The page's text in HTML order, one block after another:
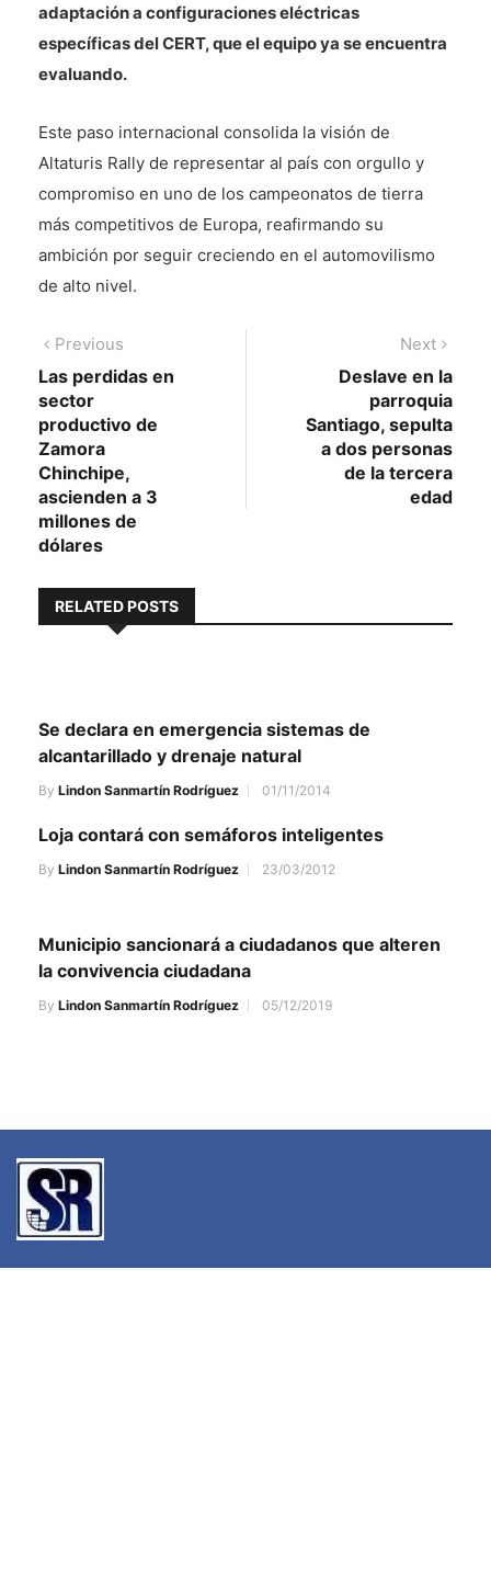
adaptación a configuraciones eléctricas
específicas del CERT, que el equipo ya se encuentra
evaluando.
Este paso internacional consolida la visión de
Altaturis Rally de representar al país con orgullo y
compromiso en uno de los campeonatos de tierra
más competitivos de Europa, reafirmando su
ambición por seguir creciendo en el automovilismo
de alto nivel.
Navegación
de
entradas
Previous
post:
Las perdidas en
sector
productivo de
Zamora
Chinchipe,
ascienden a 3
millones de
dólares
Next
post:
Deslave en la
parroquia
Santiago, sepulta
a dos personas
de la tercera
edad
RELATED POSTS
Se declara en emergencia sistemas de
alcantarillado y drenaje natural
By Lindon Sanmartín Rodríguez 01/11/2014
Loja contará con semáforos inteligentes
By Lindon Sanmartín Rodríguez 23/03/2012
Municipio sancionará a ciudadanos que alteren
la convivencia ciudadana
By Lindon Sanmartín Rodríguez 05/12/2019